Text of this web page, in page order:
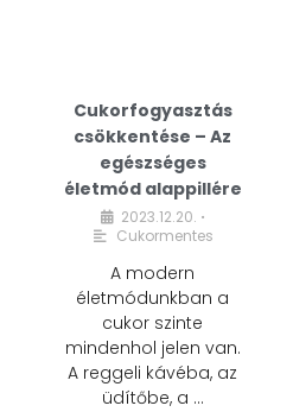
Cukorfogyasztás
csökkentése – Az
egészséges
életmód alappillére
2023.12.20. •
Cukormentes
A modern
életmódunkban a
cukor szinte
mindenhol jelen van.
A reggeli kávéba, az
üdítőbe, a …